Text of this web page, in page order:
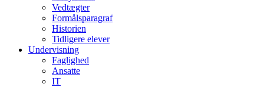
Vedtægter
Formålsparagraf
Historien
Tidligere elever
Undervisning
Faglighed
Ansatte
IT